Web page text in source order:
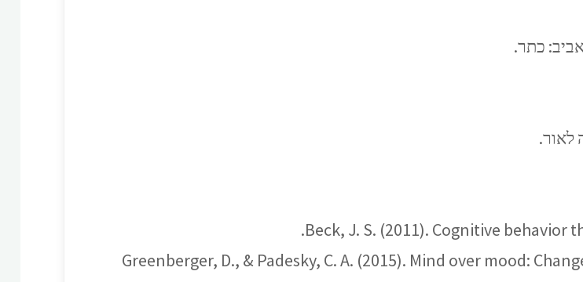
Beck, J. S. (2011). Cognitive behavior
Greenberger, D., & Padesky, C. A. (2015). Mind over mood: